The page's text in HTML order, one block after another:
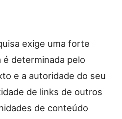
exige uma forte
é determinada pelo
e a autoridade do seu
de links de outros
de conteúdo